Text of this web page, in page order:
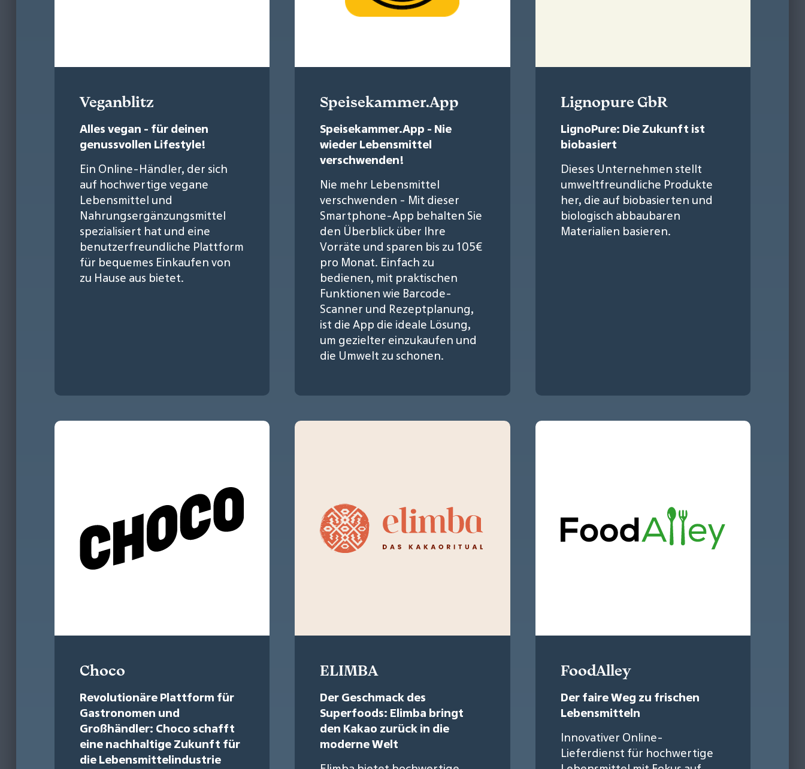
Veganblitz
Alles vegan - für deinen
genussvollen Lifestyle!
Ein Online-Händler, der sich
auf hochwertige vegane
Lebensmittel und
Nahrungsergänzungsmittel
spezialisiert hat und eine
benutzerfreundliche Plattform
für bequemes Einkaufen von
zu Hause aus bietet.
Speisekammer.App
Speisekammer.App - Nie
wieder Lebensmittel
verschwenden!
Nie mehr Lebensmittel
verschwenden - Mit dieser
Smartphone-App behalten Sie
den Überblick über Ihre
Vorräte und sparen bis zu 105€
pro Monat. Einfach zu
bedienen, mit praktischen
Funktionen wie Barcode-
Scanner und Rezeptplanung,
ist die App die ideale Lösung,
um gezielter einzukaufen und
die Umwelt zu schonen.
Lignopure GbR
LignoPure: Die Zukunft ist
biobasiert
Dieses Unternehmen stellt
umweltfreundliche Produkte
her, die auf biobasierten und
biologisch abbaubaren
Materialien basieren.
Choco
Revolutionäre Plattform für
Gastronomen und
Großhändler: Choco schafft
eine nachhaltige Zukunft für
die Lebensmittelindustrie
ELIMBA
Der Geschmack des
Superfoods: Elimba bringt
den Kakao zurück in die
moderne Welt
FoodAlley
Der faire Weg zu frischen
Lebensmitteln
Innovativer Online-
Lieferdienst für hochwertige